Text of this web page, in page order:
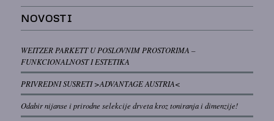
NOVOSTI
WEITZER PARKETT U POSLOVNIM PROSTORIMA –
FUNKCIONALNOST I ESTETIKA
PRIVREDNI SUSRETI >ADVANTAGE AUSTRIA<
Odabir nijanse i prirodne selekcije drveta kroz toniranja i dimenzije!